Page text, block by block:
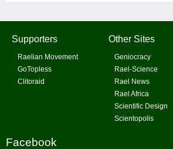
Supporters
Raelian Movement
GoTopless
Clitoraid
Other Sites
Geniocracy
Rael-Science
Rael News
Rael Africa
Scientific Design
Scientopolis
Facebook